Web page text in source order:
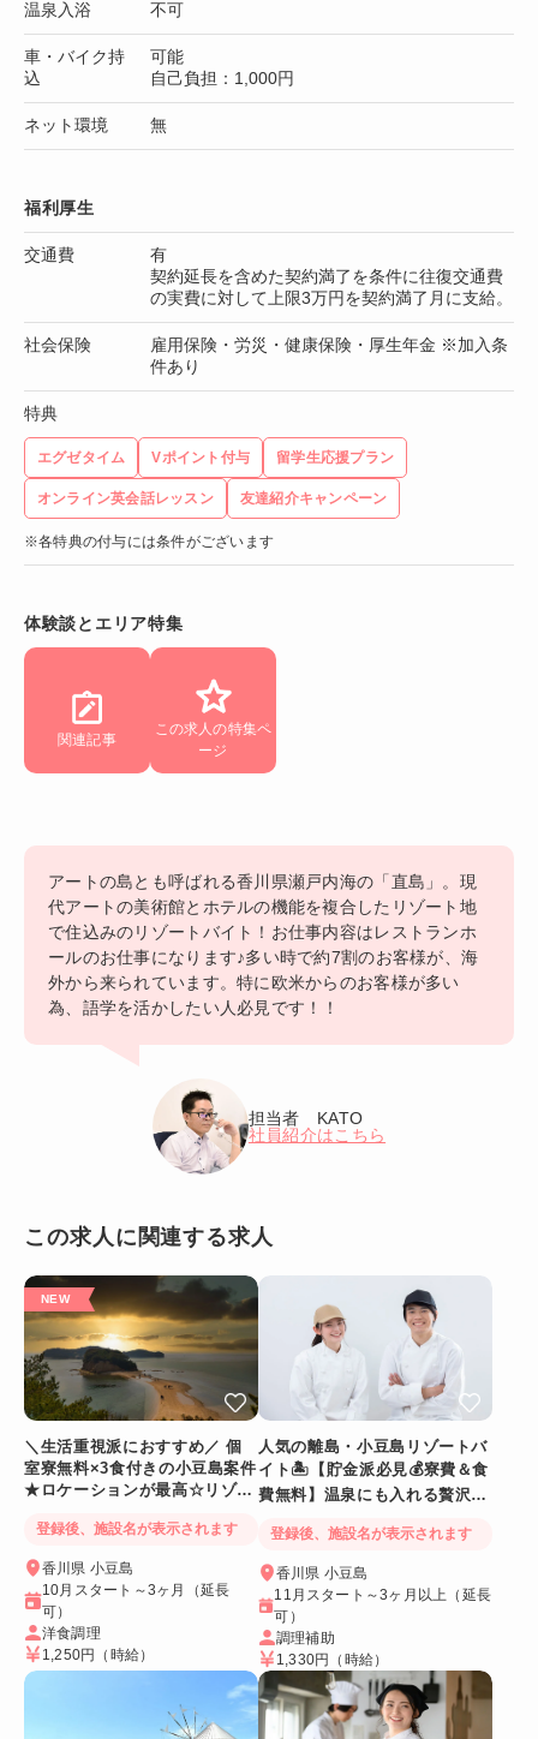
温泉入浴 不可
車・バイク持
込
可能
自己負担：1,000円
ネット環境 無
福利厚生
交通費
有
契約延長を含めた契約満了を条件に往復交通費
の実費に対して上限3万円を契約満了月に支給。
社会保険
雇用保険・労災・健康保険・厚生年金 ※加入条
件あり
特典
エグゼタイム Vポイント付与 留学生応援プラン
オンライン英会話レッスン 友達紹介キャンペーン
※各特典の付与には条件がございます
体験談とエリア特集
関連記事
この求人の特集ペ
ージ
アートの島とも呼ばれる香川県瀬戸内海の「直島」。現
代アートの美術館とホテルの機能を複合したリゾート地
で住込みのリゾートバイト！お仕事内容はレストランホ
ールのお仕事になります♪多い時で約7割のお客様が、海
外から来られています。特に欧米からのお客様が多い
為、語学を活かしたい人必見です！！
担当者 KATO
社員紹介はこちら
この求人に関連する求人
＼生活重視派におすすめ／ 個
室寮無料×3食付きの小豆島案件
★ロケーションが最高☆リゾー
登録後、施設名が表示されます
香川県 小豆島
10月スタート～3ヶ月（延長
可）
洋食調理
1,250円 （時給）
人気の離島・小豆島リゾートバ
イト🏝️【貯金派必見💰寮費＆食
費無料】温泉にも入れる贅沢特
登録後、施設名が表示されます
香川県 小豆島
11月スタート～3ヶ月以上（延長
可）
調理補助
1,330円 （時給）